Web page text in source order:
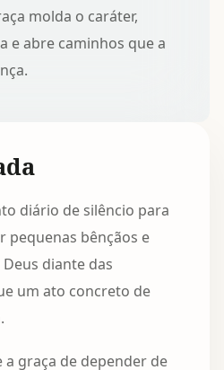
molda o caráter,
e abre caminhos que a
diário de silêncio para
pequenas bênçãos e
diante das
um ato concreto de
a graça de depender de